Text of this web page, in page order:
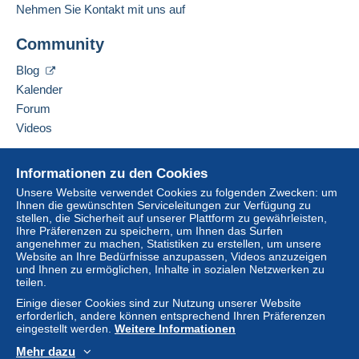
4,50 €
Zahlungsbedingungen:
Alle Zahlungen erfolgen per
anhand einer Überweisung auf Ihr Guthaben. Es dürfen
direkt auf eine Bankkonto des Verkäufers erfolgen.
Der Käufer nutzt die von Delcampe auf der Seite "Meine
Käufe: Zu zahlen" zur Verfügung stehenden
Zahlungsmethoden.
Eine Zahlung, die nicht perKredit-/Debitkarteoder
Überweisung auf Ihr Guthaben erfolgt, wird vom
Verkäufer an den Käufer zurückerstattet. Nicht bezahlte
Käufe können Konsequenzen für das Konto des Käufers
nach sich ziehen.
Verkäufer kontaktieren
hinzufügen
Informationen zu den Cookies
Unsere Website verwendet Cookies zu folgenden Zwecken: um
Ihnen die gewünschten Serviceleitungen zur Verfügung zu
stellen, die Sicherheit auf unserer Plattform zu gewährleisten,
Ihre Präferenzen zu speichern, um Ihnen das Surfen
angenehmer zu machen, Statistiken zu erstellen, um unsere
Website an Ihre Bedürfnisse anzupassen, Videos anzuzeigen
und Ihnen zu ermöglichen, Inhalte in sozialen Netzwerken zu
teilen.
Einige dieser Cookies sind zur Nutzung unserer Website
erforderlich, andere können entsprechend Ihren Präferenzen
eingestellt werden. Weitere Informationen
Mehr dazu
Nehmen Sie Kontakt mit uns auf
Community
Blog
Kalender
Forum
Videos
Online-Hilfe
Auf Delcampe kaufen
Auf Delcampe verkaufen
Eine sichere Website